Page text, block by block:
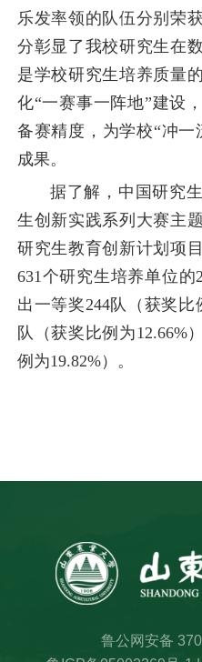
乐发率领的队伍分别荣
分彰显了我校研究生在
是学校研究生培养质量
化“一赛事一阵地”建设
备赛精度，为学校“冲一
成果。
据了解，中国研究
生创新实践系列大赛主
研究生教育创新计划项
631个研究生培养单位的
出一等奖244队（获奖比
队（获奖比例为12.66%
例为19.82%）。
鲁公网安备